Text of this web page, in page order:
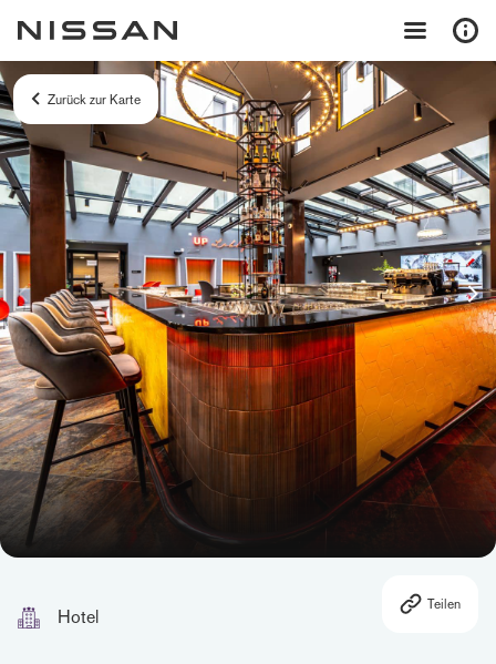
Hotel
Teilen
Zurück zur Karte